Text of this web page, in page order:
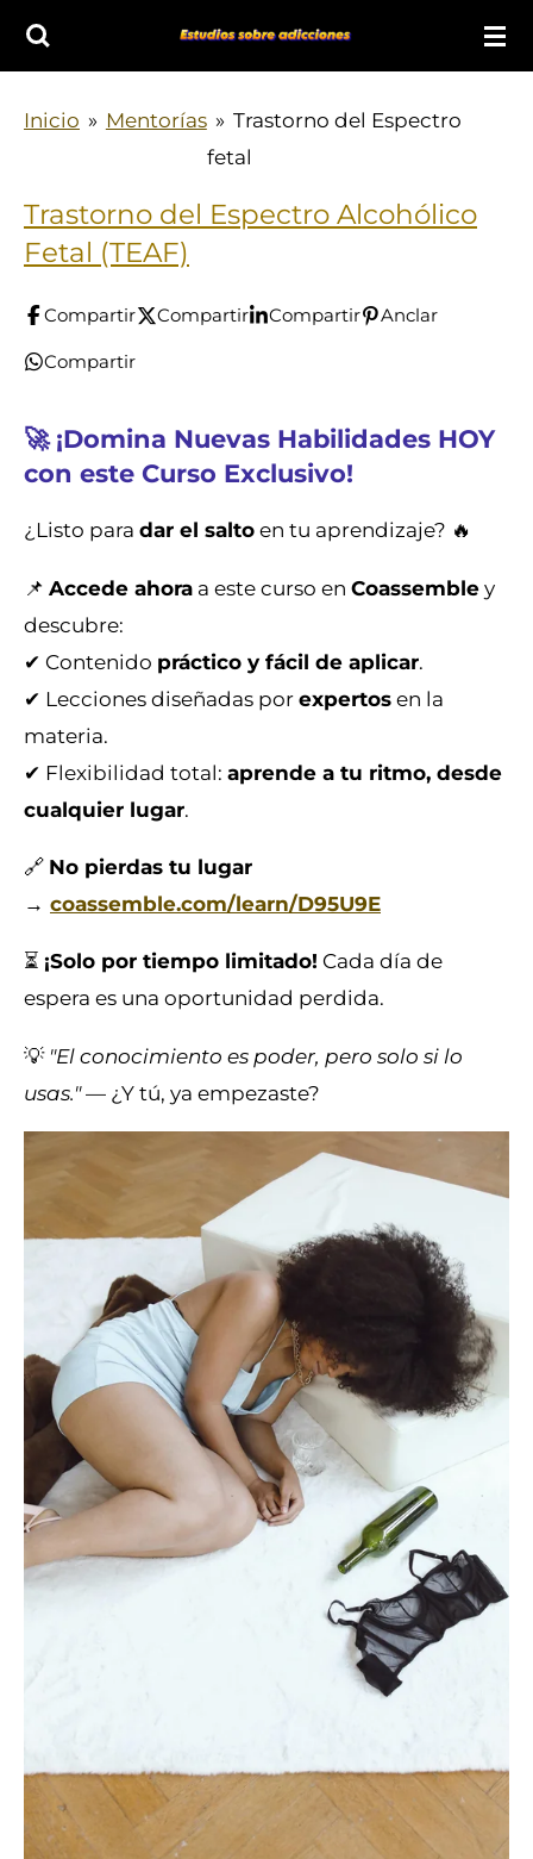
al
Inicio » Mentorías » Trastorno del Espectro
fetal
Trastorno del Espectro Alcohólico
Fetal (TEAF)
Compartir Compartir Compartir Anclar
Compartir
🚀 ¡Domina Nuevas Habilidades HOY
con este Curso Exclusivo!
¿Listo para dar el saltoen tu aprendizaje? 🔥
📌 Accede ahora a este curso en Coassembley
descubre:
✔ Contenido práctico y fácil de aplicar.
✔ Lecciones diseñadas porexpertosen la
materia.
✔ Flexibilidad total: aprende a tu ritmo, desde
cualquier lugar.
🔗 No pierdas tu lugar
→ coassemble.com/learn/D95U9E
⏳ ¡Solo por tiempo limitado! Cada día de
espera es una oportunidad perdida.
💡 "El conocimiento es poder, pero solo si lo
usas."— ¿Y tú, ya empezaste?